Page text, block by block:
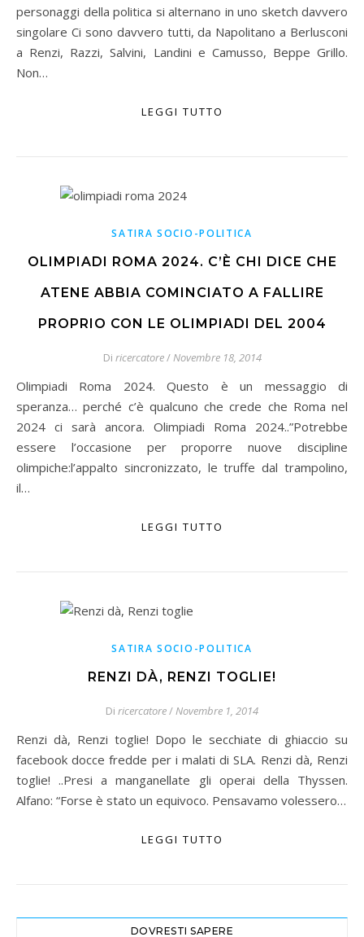
personaggi della politica si alternano in uno sketch davvero
singolare Ci sono davvero tutti, da Napolitano a Berlusconi
a Renzi, Razzi, Salvini, Landini e Camusso, Beppe Grillo.
Non…
LEGGI TUTTO
SATIRA SOCIO-POLITICA
OLIMPIADI ROMA 2024. C’È CHI DICE CHE
ATENE ABBIA COMINCIATO A FALLIRE
PROPRIO CON LE OLIMPIADI DEL 2004
Di ricercatore/Novembre 18, 2014
Olimpiadi Roma 2024. Questo è un messaggio di
speranza… perché c’è qualcuno che crede che Roma nel
2024 ci sarà ancora. Olimpiadi Roma 2024..”Potrebbe
essere l’occasione per proporre nuove discipline
olimpiche:l’appalto sincronizzato, le truffe dal trampolino,
il…
LEGGI TUTTO
SATIRA SOCIO-POLITICA
RENZI DÀ, RENZI TOGLIE!
Di ricercatore/Novembre 1, 2014
Renzi dà, Renzi toglie! Dopo le secchiate di ghiaccio su
facebook docce fredde per i malati di SLA. Renzi dà, Renzi
toglie! ..Presi a manganellate gli operai della Thyssen.
Alfano: “Forse è stato un equivoco. Pensavamo volessero…
LEGGI TUTTO
DOVRESTI SAPERE